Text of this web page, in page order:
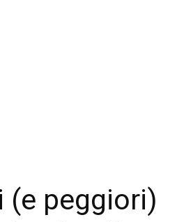
(e peggiori)